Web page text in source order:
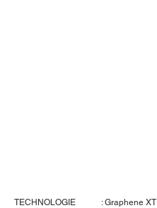
TECHNOLOGIE : Graphene XT